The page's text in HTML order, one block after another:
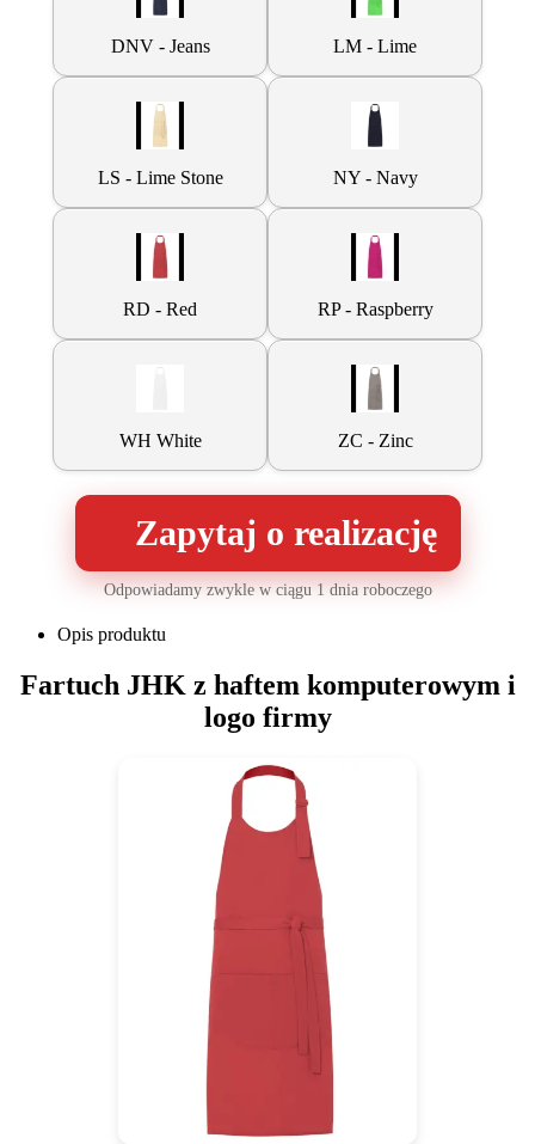
DNV - Jeans LM - Lime
LS - Lime Stone NY - Navy
RD - Red RP - Raspberry
WH White ZC - Zinc
Zapytaj o realizację
Odpowiadamy zwykle w ciągu 1 dnia roboczego
Opis produktu
Fartuch JHK z haftem komputerowym i
logo firmy